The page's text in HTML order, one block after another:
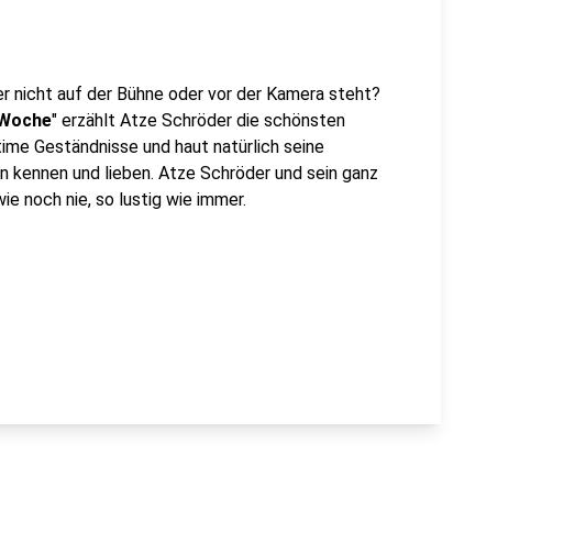
nicht auf der Bühne oder vor der Kamera steht?
" erzählt Atze Schröder die schönsten
Geständnisse und haut natürlich seine
kennen und lieben. Atze Schröder und sein ganz
noch nie, so lustig wie immer.